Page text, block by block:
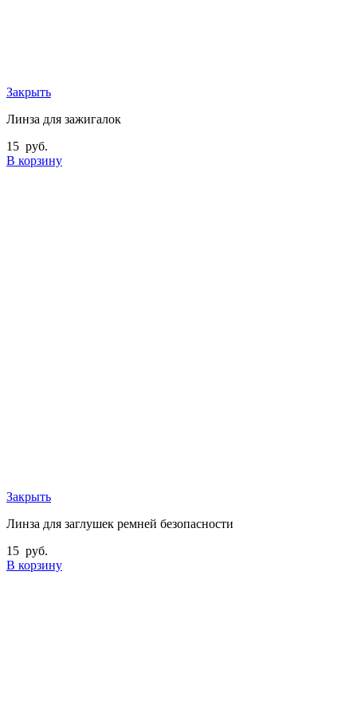
Закрыть
Линза для зажигалок
15 руб.
В корзину
Закрыть
Линза для заглушек ремней безопасности
15 руб.
В корзину